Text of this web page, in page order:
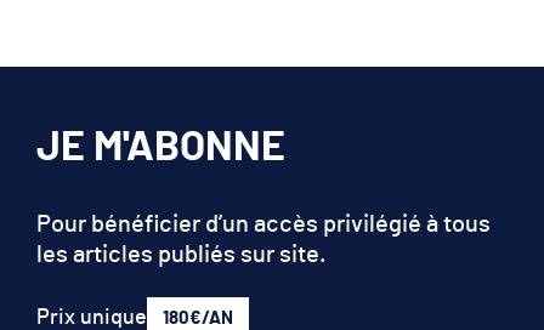
JE M'ABONNE
Pour bénéficier d’un accès privilégié à tous
les articles publiés sur site.
Prix unique 180€/AN